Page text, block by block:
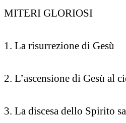
MITERI GLORIOSI
1. La risurrezione di Gesù
2. L’ascensione di Gesù al
3. La discesa dello Spirito